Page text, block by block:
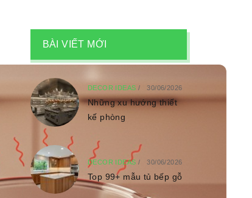
BÀI VIẾT MỚI
DECOR IDEAS / 30/06/2026
Những xu hướng thiết
kế phòng
DECOR IDEAS / 30/06/2026
Top 99+ mẫu tủ bếp gỗ